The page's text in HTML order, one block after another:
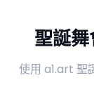
聖誕
使用 a1.art 聖